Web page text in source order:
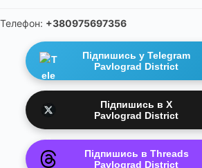
Телефон: +380975697356
Підпишись у Telegram
Pavlograd District
Підпишись в X
Pavlograd District
Підпишись в Threads
Pavlograd District